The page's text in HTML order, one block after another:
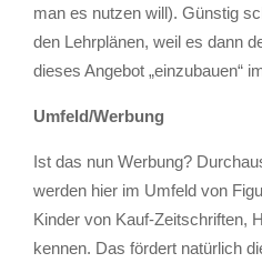
man es nutzen will). Günstig
den Lehrplänen, weil es dann
dieses Angebot „einzubauen“
Umfeld/Werbung
Ist das nun Werbung?
werden hier im Umfeld von
Kinder von Kauf-Zeitschriften,
kennen. Das fördert natürlich